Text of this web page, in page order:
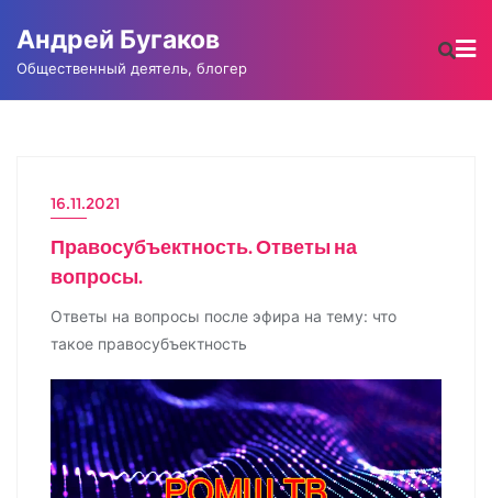
содержимому
Андрей Бугаков
Общественный деятель, блогер
ИНТЕРВЬЮ
16.11.2021
Правосубъектность. Ответы на
вопросы.
Ответы на вопросы после эфира на тему: что
такое правосубъектность